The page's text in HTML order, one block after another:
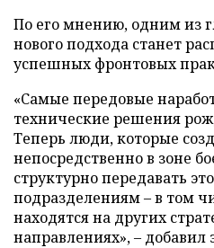
По его мнению, одним из
нового подхода станет
успешных фронтовых
«Самые передовые
технические решения
Теперь люди, которые
непосредственно в зоне
структурно передавать
подразделениям – в том
находятся на других
направлениях», – добавил